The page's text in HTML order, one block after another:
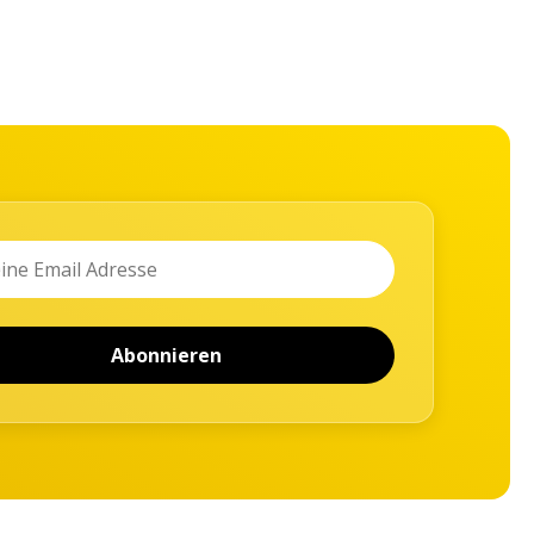
Abonnieren